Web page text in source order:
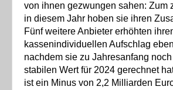
von ihnen gezwungen sahen: Zum
in diesem Jahr hoben sie ihren
Fünf weitere Anbieter erhöhten
kassenindividuellen Aufschlag
nachdem sie zu Jahresanfang
stabilen Wert für 2024 gerechnet
ist ein Minus von 2,2 Milliarden